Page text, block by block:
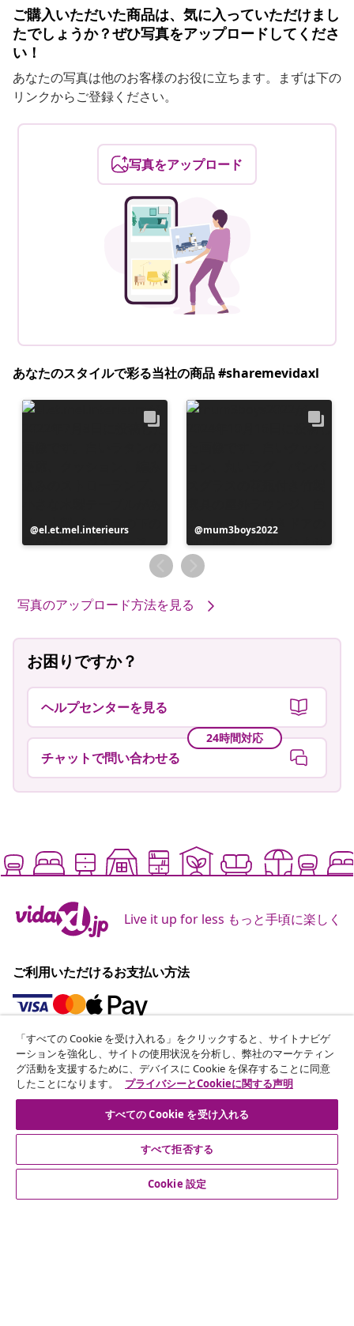
ご購入いただいた商品は、気に入っていただけまし
たでしょうか？ぜひ写真をアップロードしてくださ
い！
あなたの写真は他のお客様のお役に立ちます。まずは下の
リンクからご登録ください。
写真をアップロード
あなたのスタイルで彩る当社の商品 #sharemevidaxl
投
稿
el.et.mel.interieurs
投
稿
者
mum3boys2022
写真のアップロード方法を見る
お困りですか？
ヘルプセンターを見る
24時間対応
チャットで問い合わせる
Live it up for less もっと手頃に楽しく
ご利用いただけるお支払い方法
ニュースレターに登録する
70万人以上のユーザーと一緒に、vidaXLから毎週のお得
な情報や季節限定セール、新着情報を受け取りましょう。
公式SNSアカウント
「すべての Cookie を受け入れる」をクリックすると、サイトナビゲ
ーションを強化し、サイトの使用状況を分析し、弊社のマーケティン
グ活動を支援するために、デバイスに Cookie を保存することに同意
したことになります。
プライバシーとCookieに関する声明
すべての Cookie を受け入れる
すべて拒否する
Cookie 設定